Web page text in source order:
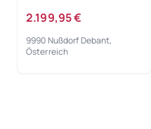
2.199,95 €
9990 Nußdorf Debant,
Österreich